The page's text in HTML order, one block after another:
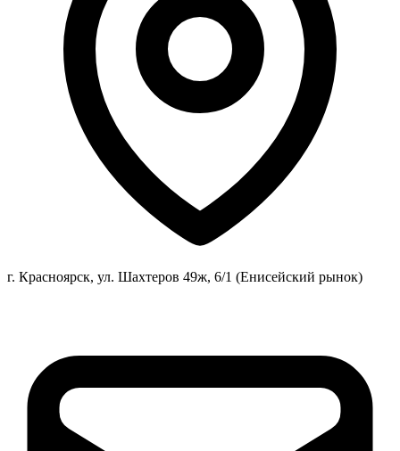
г. Красноярск, ул. Шахтеров 49ж, 6/1 (Енисейский рынок)